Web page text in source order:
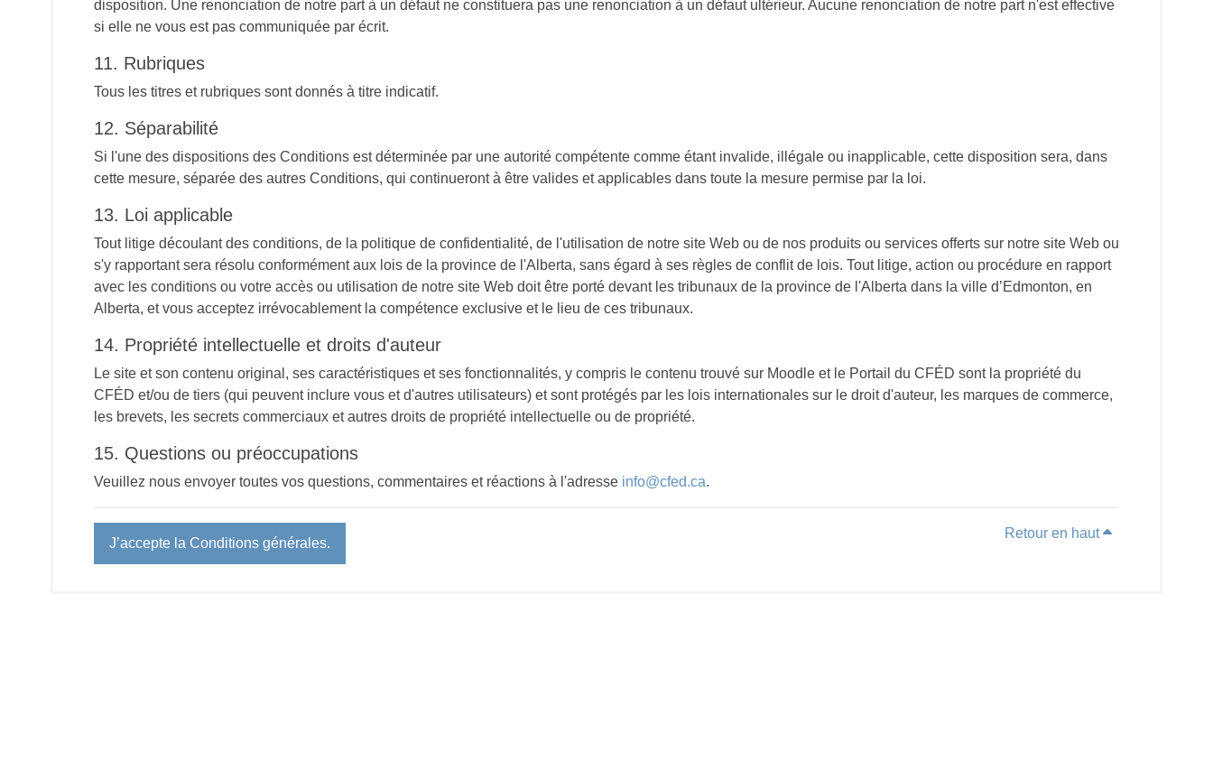
disposition. Une renonciation de notre part à un défaut ne constituera pas une renonciation à un défaut ultérieur. Aucune renonciation de notre part n'est effective
si elle ne vous est pas communiquée par écrit.
11. Rubriques
Tous les titres et rubriques sont donnés à titre indicatif.
12. Séparabilité
Si l'une des dispositions des Conditions est déterminée par une autorité compétente comme étant invalide, illégale ou inapplicable, cette disposition sera, dans
cette mesure, séparée des autres Conditions, qui continueront à être valides et applicables dans toute la mesure permise par la loi.
13. Loi applicable
Tout litige découlant des conditions, de la politique de confidentialité, de l'utilisation de notre site Web ou de nos produits ou services offerts sur notre site Web ou
s'y rapportant sera résolu conformément aux lois de la province de l'Alberta, sans égard à ses règles de conflit de lois. Tout litige, action ou procédure en rapport
avec les conditions ou votre accès ou utilisation de notre site Web doit être porté devant les tribunaux de la province de l'Alberta dans la ville d’Edmonton, en
Alberta, et vous acceptez irrévocablement la compétence exclusive et le lieu de ces tribunaux.
14. Propriété intellectuelle et droits d'auteur
Le site et son contenu original, ses caractéristiques et ses fonctionnalités, y compris le contenu trouvé sur Moodle et le Portail du CFÉD sont la propriété du
CFÉD et/ou de tiers (qui peuvent inclure vous et d'autres utilisateurs) et sont protégés par les lois internationales sur le droit d'auteur, les marques de commerce,
les brevets, les secrets commerciaux et autres droits de propriété intellectuelle ou de propriété.
15. Questions ou préoccupations
Veuillez nous envoyer toutes vos questions, commentaires et réactions à l'adresse info@cfed.ca.
J’accepte la Conditions générales.
Retour en haut